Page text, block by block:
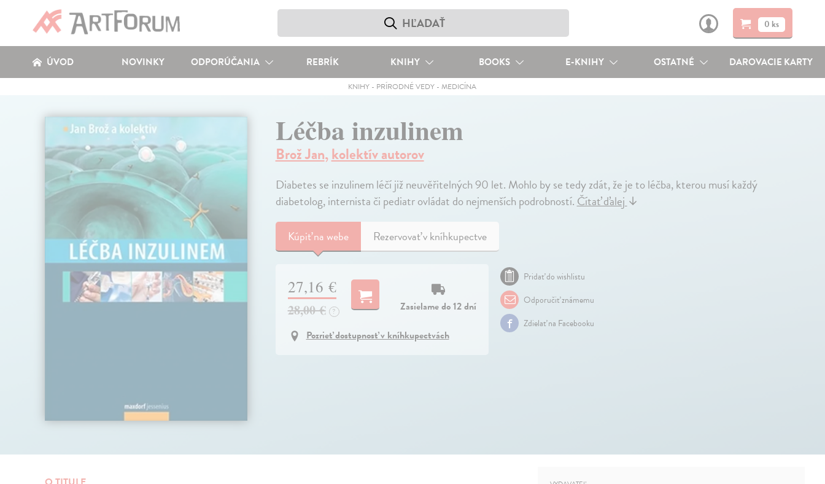
0 ks
ÚVOD NOVINKY ODPORÚČANIA REBRÍK KNIHY BOOKS E-KNIHY OSTATNÉ DAROVACIE KARTY
KNIHY - PRÍRODNÉ VEDY -MEDICÍNA
Léčba inzulinem
Brož Jan,kolektív autorov
Diabetes se inzulinem léčí již neuvěřitelných 90 let. Mohlo by se tedy zdát, že je to léčba, kterou musí každý
diabetolog, internista či pediatr ovládat do nejmenších podrobností.Čítať ďalej↓
Kúpiťna webe Rezervovať v kníhkupectve
27,16 €
28,00 € ?
Zasielame do 12 dní
Pozrieť dostupnosť v kníhkupectvách
Pridať do wishlistu
Odporučiť známemu
Zdielať na Facebooku